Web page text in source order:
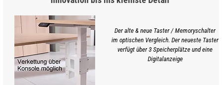
Der alte & neue Taster / Memoryschalter
im optischen Vergleich. Der neueste Taster
verfügt über 3 Speicherplätze und eine
Digitalanzeige